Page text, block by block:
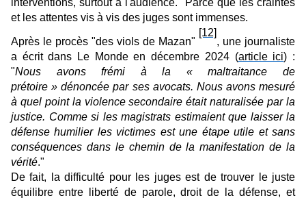
interventions, surtout à l'audience. Parce que les craintes
et les attentes vis à vis des juges sont immenses.
Après le procès "des viols de Mazan"
[12]
, une journaliste
a écrit dans Le Monde en décembre 2024 (article ici) :
"Nous avons frémi à la « maltraitance de
prétoire » dénoncée par ses avocats. Nous avons mesuré
à quel point la violence secondaire était naturalisée par la
justice. Comme si les magistrats estimaient que laisser la
défense humilier les victimes est une étape utile et sans
conséquences dans le chemin de la manifestation de la
vérité."
De fait, la difficulté pour les juges est de trouver le juste
équilibre entre liberté de parole, droit de la défense, et